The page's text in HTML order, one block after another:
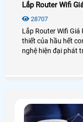
Lắp Router Wifi
28707
Lắp Router Wifi
thiết của hầu hết con người
nghệ hiện đại phát